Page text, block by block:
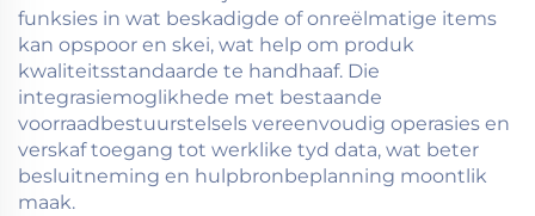
funksies in wat beskadigde of onreëlmatige items
kan opspoor en skei, wat help om produk
kwaliteitsstandaarde te handhaaf. Die
integrasiemoglikhede met bestaande
voorraadbestuurstelsels vereenvoudig operasies en
verskaf toegang tot werklike tyd data, wat beter
besluitneming en hulpbronbeplanning moontlik
maak.